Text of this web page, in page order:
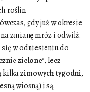
roślin
gdy już w okresie
zmianę mróz i odwilż.
w odniesieniu do
zielone”, lecz
kilkazimowychtygodni,
wiosną) i są